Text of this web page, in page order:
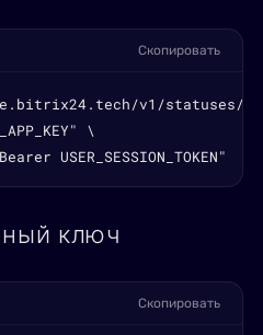
Скопировать
v1/statuses/
\
USER_SESSION_TOKEN"
ключ
Скопировать